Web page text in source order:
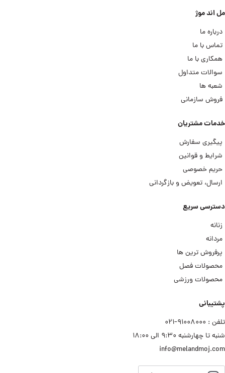
مل اند موژ
درباره ما
تماس با ما
همکاری با ما
سوالات متداول
شعبه ها
فروش سازمانی
خدمات مشتریان
پیگیری سفارش
شرایط و قوانین
حریم خصوصی
ارسال، تعویض و بازگردانی
دسترسی سریع
زنانه
مردانه
پرفروش ترین ها
محصولات فصل
محصولات ورزشی
پشتیبانی
تلفن : ۹۱۰۰۸۰۰۰−۰۲۱
شنبه تا چهارشنبه ۹:۳۰ الی ۱۸:۰۰
info@melandmoj.com